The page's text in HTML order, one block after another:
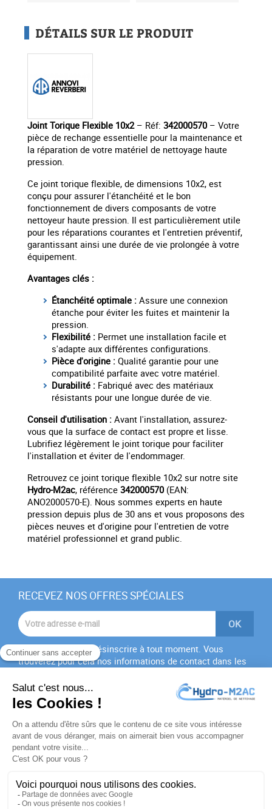
DÉTAILS SUR LE PRODUIT
Joint Torique Flexible 10x2– Réf: 342000570 – Votre
pièce de rechange essentielle pour la maintenance et
la réparation de votre matériel de nettoyage haute
pression.
Ce joint torique flexible, de dimensions 10x2, est
conçu pour assurer l'étanchéité et le bon
fonctionnement de divers composants de votre
nettoyeur haute pression. Il est particulièrement utile
pour les réparations courantes et l'entretien préventif,
garantissant ainsi une durée de vie prolongée à votre
équipement.
Avantages clés :
Étanchéité optimale : Assure une connexion
étanche pour éviter les fuites et maintenir la
pression.
Flexibilité : Permet une installation facile et
s'adapte aux différentes configurations.
Pièce d'origine : Qualité garantie pour une
compatibilité parfaite avec votre matériel.
Durabilité : Fabriqué avec des matériaux
résistants pour une longue durée de vie.
Conseil d'utilisation : Avant l'installation, assurez-
vous que la surface de contact est propre et lisse.
Lubrifiez légèrement le joint torique pour faciliter
l'installation et éviter de l'endommager.
Retrouvez ce joint torique flexible 10x2 sur notre site
Hydro-M2ac, référence 342000570 (EAN:
ANO2000570-E). Nous sommes experts en haute
pression depuis plus de 30 ans et vous proposons des
pièces neuves et d'origine pour l'entretien de votre
matériel professionnel et grand public.
RECEVEZ NOS OFFRES SPÉCIALES
Vous pouvez vous désinscrire à tout moment. Vous
trouverez pour cela nos informations de contact dans les
J'accepte lesconditions générales
politique de
confidentialité
PRODUITS
NOTRE SOCIÉTÉ